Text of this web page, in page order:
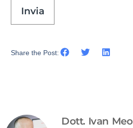
Invia
Share the Post:
Dott. Ivan Meo